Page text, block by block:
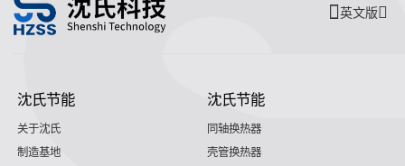
英文版
沈氏节能
关于沈氏
制造基地
沈氏节能
同轴换热器
壳管换热器